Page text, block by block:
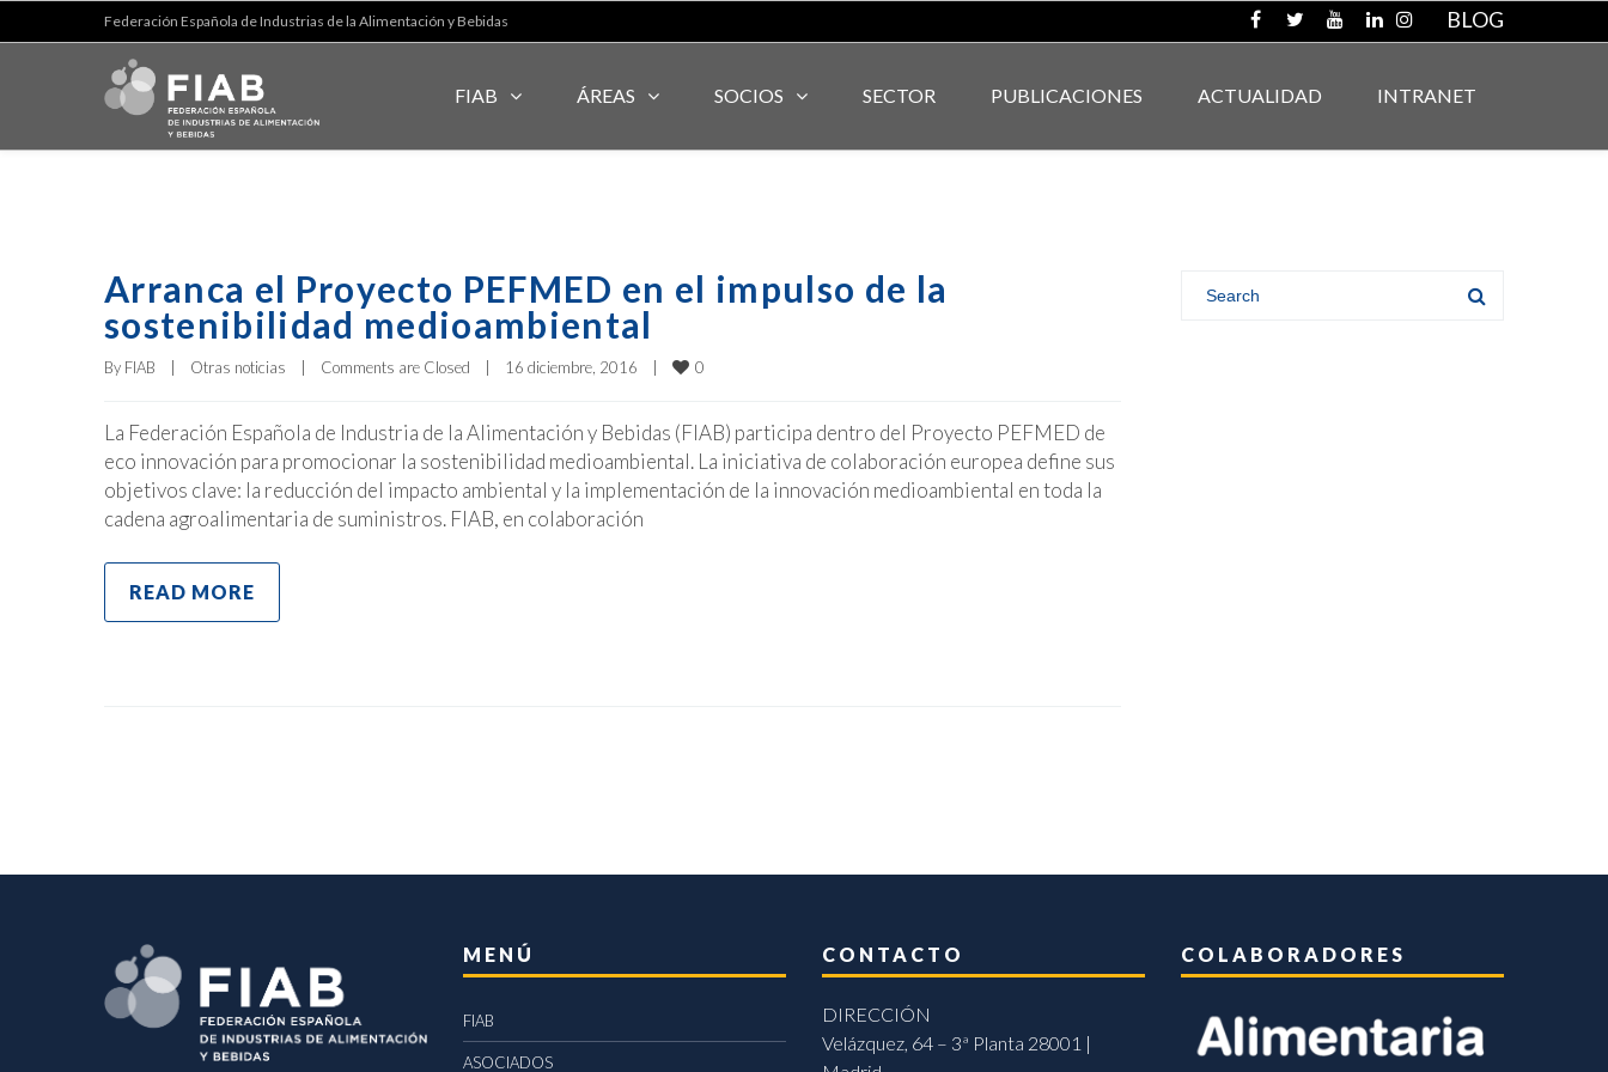
Federación Española de Industrias de la Alimentación y Bebidas BLOG
FIAB ÁREAS SOCIOS SECTOR PUBLICACIONES ACTUALIDAD INTRANET
Arranca el Proyecto PEFMED en el impulso de la
sostenibilidad medioambiental
By FIAB Otras noticias Comments are Closed 16 diciembre, 2016 0
La Federación Española de Industria de la Alimentación y Bebidas (FIAB) participa dentro del Proyecto PEFMED de
eco innovación para promocionar la sostenibilidad medioambiental. La iniciativa de colaboración europea define sus
objetivos clave: la reducción del impacto ambiental y la implementación de la innovación medioambiental en toda la
cadena agroalimentaria de suministros. FIAB, en colaboración
READ MORE
MENÚ
FIAB
ASOCIADOS
CONTACTO
DIRECCIÓN
Velázquez, 64 – 3ª Planta 28001 |
COLABORADORES